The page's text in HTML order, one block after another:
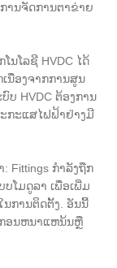
ານຈັດການຕາຂ່າຍ
ໂນໂລຊີ HVDC ໄດ້
ນື່ອງຈາກການສູນ
ບ HVDC ຕ້ອງການ
ກະແສໄຟຟ້າຢ່າງມີ
Fittings ກໍາລັງຖືກ
ໂມດູລາ ເພື່ອເພີ່ມ
ການຕິດຕັ້ງ. ອັນນີ້
ອນຫນາແຫນ້ນຫຼື